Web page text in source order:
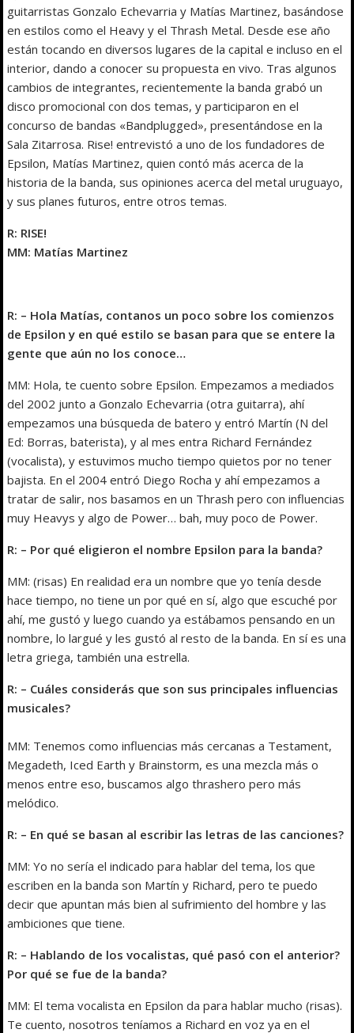
guitarristas Gonzalo Echevarria y Matías Martinez, basándose
en estilos como el Heavy y el Thrash Metal. Desde ese año
están tocando en diversos lugares de la capital e incluso en el
interior, dando a conocer su propuesta en vivo. Tras algunos
cambios de integrantes, recientemente la banda grabó un
disco promocional con dos temas, y participaron en el
concurso de bandas «Bandplugged», presentándose en la
Sala Zitarrosa. Rise! entrevistó a uno de los fundadores de
Epsilon, Matías Martinez, quien contó más acerca de la
historia de la banda, sus opiniones acerca del metal uruguayo,
y sus planes futuros, entre otros temas.
R: RISE!
MM: Matías Martinez
R: – Hola Matías, contanos un poco sobre los comienzos
de Epsilon y en qué estilo se basan para que se entere la
gente que aún no los conoce…
MM: Hola, te cuento sobre Epsilon. Empezamos a mediados
del 2002 junto a Gonzalo Echevarria (otra guitarra), ahí
empezamos una búsqueda de batero y entró Martín (N del
Ed: Borras, baterista), y al mes entra Richard Fernández
(vocalista), y estuvimos mucho tiempo quietos por no tener
bajista. En el 2004 entró Diego Rocha y ahí empezamos a
tratar de salir, nos basamos en un Thrash pero con influencias
muy Heavys y algo de Power… bah, muy poco de Power.
R: – Por qué eligieron el nombre Epsilon para la banda?
MM: (risas) En realidad era un nombre que yo tenía desde
hace tiempo, no tiene un por qué en sí, algo que escuché por
ahí, me gustó y luego cuando ya estábamos pensando en un
nombre, lo largué y les gustó al resto de la banda. En sí es una
letra griega, también una estrella.
R: – Cuáles considerás que son sus principales influencias
musicales?
MM: Tenemos como influencias más cercanas a Testament,
Megadeth, Iced Earth y Brainstorm, es una mezcla más o
menos entre eso, buscamos algo thrashero pero más
melódico.
R: – En qué se basan al escribir las letras de las canciones?
MM: Yo no sería el indicado para hablar del tema, los que
escriben en la banda son Martín y Richard, pero te puedo
decir que apuntan más bien al sufrimiento del hombre y las
ambiciones que tiene.
R: – Hablando de los vocalistas, qué pasó con el anterior?
Por qué se fue de la banda?
MM: El tema vocalista en Epsilon da para hablar mucho (risas).
Te cuento, nosotros teníamos a Richard en voz ya en el